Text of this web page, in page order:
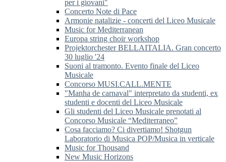
per i giovani"
Concerto Note di Pace
Armonie natalizie - concerti del Liceo Musicale
Music for Mediterranean
Europa string choir workshop
Projektorchester BELLAITALIA. Gran concerto
30 luglio '24
Suoni al tramonto. Evento finale del Liceo
Musicale
Concorso MUSI.CALL.MENTE
"Manha de carnaval" interpretato da studenti, ex
studenti e docenti del Liceo Musicale
Gli studenti del Liceo Musicale prenotati al
Concorso Musicale “Mediterraneo”
Cosa facciamo? Ci divertiamo! Shotgun
Laboratorio di Musica POP/Musica in verticale
Music for Thousand
New Music Horizons